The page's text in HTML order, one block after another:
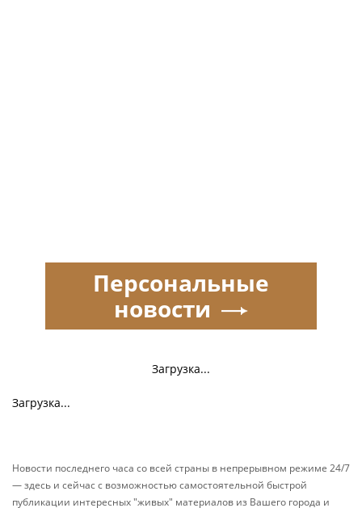
Загрузка...
Загрузка...
Персональные
новости
Новости последнего часа со всей страны в непрерывном режиме 24/7
— здесь и сейчас с возможностью самостоятельной быстрой
публикации интересных "живых" материалов из Вашего города и